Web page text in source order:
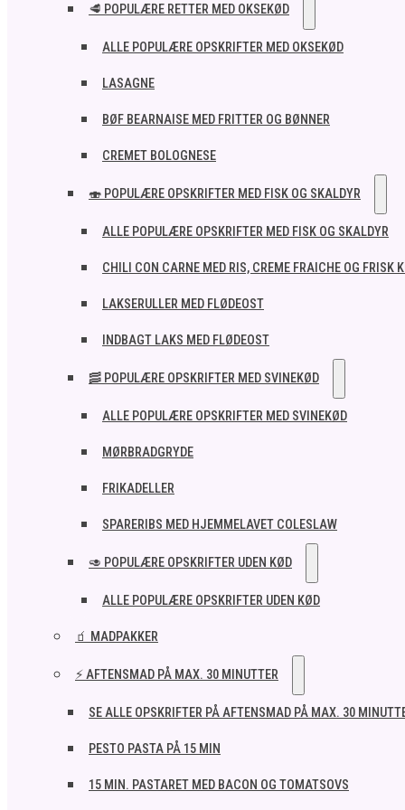
🥩 POPULÆRE RETTER MED OKSEKØD
ALLE POPULÆRE OPSKRIFTER MED OKSEKØD
LASAGNE
BØF BEARNAISE MED FRITTER OG BØNNER
CREMET BOLOGNESE
🍣 POPULÆRE OPSKRIFTER MED FISK OG SKALDYR
ALLE POPULÆRE OPSKRIFTER MED FISK OG SKALDYR
CHILI CON CARNE MED RIS, CREME FRAICHE OG FRISK
LAKSERULLER MED FLØDEOST
INDBAGT LAKS MED FLØDEOST
🥓 POPULÆRE OPSKRIFTER MED SVINEKØD
ALLE POPULÆRE OPSKRIFTER MED SVINEKØD
MØRBRADGRYDE
FRIKADELLER
SPARERIBS MED HJEMMELAVET COLESLAW
🥑 POPULÆRE OPSKRIFTER UDEN KØD
ALLE POPULÆRE OPSKRIFTER UDEN KØD
🧃 MADPAKKER
⚡ AFTENSMAD PÅ MAX. 30 MINUTTER
SE ALLE OPSKRIFTER PÅ AFTENSMAD PÅ MAX. 30
PESTO PASTA PÅ 15 MIN
15 MIN. PASTARET MED BACON OG TOMATSOVS